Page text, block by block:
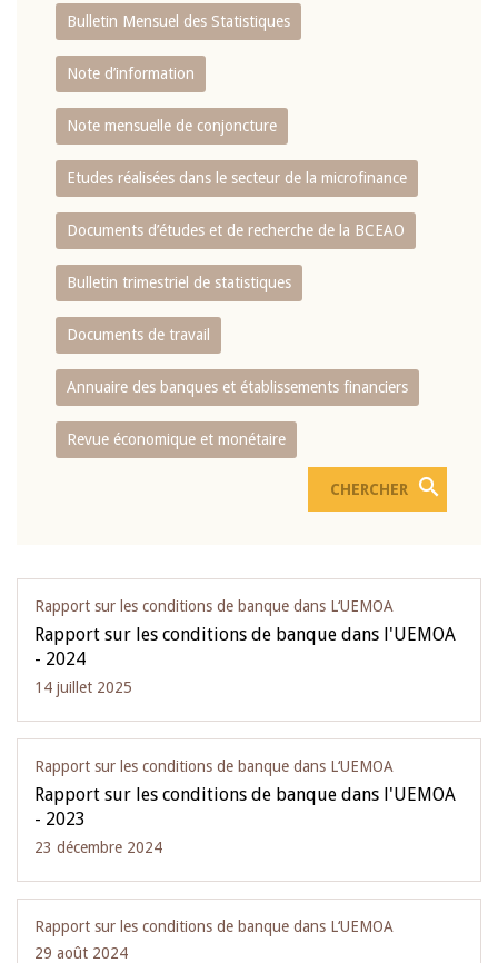
Bulletin Mensuel des Statistiques
Note d’information
Note mensuelle de conjoncture
Etudes réalisées dans le secteur de la microfinance
Documents d’études et de recherche de la BCEAO
Bulletin trimestriel de statistiques
Documents de travail
Annuaire des banques et établissements financiers
Revue économique et monétaire
Rapport sur les conditions de banque dans L‘UEMOA
Rapport sur les conditions de banque dans l'UEMOA
- 2024
14 juillet 2025
Rapport sur les conditions de banque dans L‘UEMOA
Rapport sur les conditions de banque dans l'UEMOA
- 2023
23 décembre 2024
Rapport sur les conditions de banque dans L‘UEMOA
29 août 2024